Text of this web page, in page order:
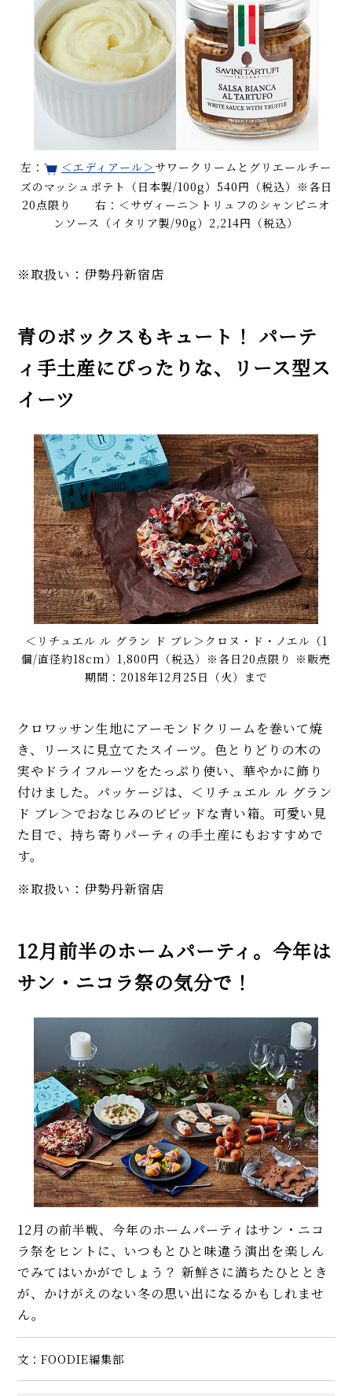
左： ＜エディアール＞ サワークリームとグリエールチー
ズのマッシュポテト（日本製/100g）540円（税込）※各日
20点限り 右：＜サヴィーニ＞トリュフのシャンピニオ
ンソース（イタリア製/90g）2,214円（税込）
※取扱い：伊勢丹新宿店
青のボックスもキュート！ パーテ
ィ手土産にぴったりな、リース型ス
イーツ
＜リチュエル ル グラン ド ブレ＞クロヌ・ド・ノエル（1
個/直径約18cm）1,800円（税込）※各日20点限り ※販売
期間：2018年12月25日（火）まで
クロワッサン生地にアーモンドクリームを巻いて焼
き、リースに見立てたスイーツ。色とりどりの木の
実やドライフルーツをたっぷり使い、華やかに飾り
付けました。パッケージは、＜リチュエル ル グラン
ド ブレ＞でおなじみのビビッドな青い箱。可愛い見
た目で、持ち寄りパーティの手土産にもおすすめで
す。
※取扱い：伊勢丹新宿店
12月前半のホームパーティ。今年は
サン・ニコラ祭の気分で！
12月の前半戦、今年のホームパーティはサン・ニコ
ラ祭をヒントに、いつもとひと味違う演出を楽しん
でみてはいかがでしょう？ 新鮮さに満ちたひととき
が、かけがえのない冬の思い出になるかもしれませ
ん。
文：FOODIE編集部